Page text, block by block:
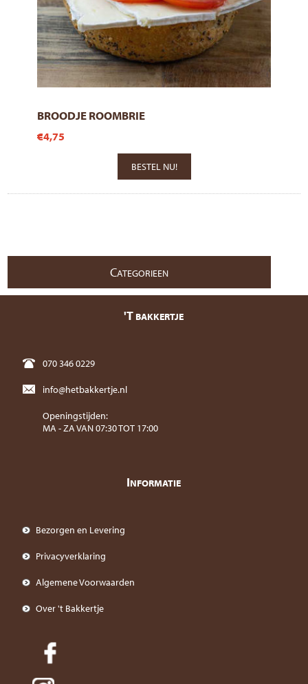
BROODJE ROOMBRIE
€4,75
CATEGORIEEN
'T BAKKERTJE
070 346 0229
info@hetbakkertje.nl
Openingstijden:
MA - ZA VAN 07:30 TOT 17:00
INFORMATIE
Bezorgen en Levering
Privacyverklaring
Algemene Voorwaarden
Over 't Bakkertje